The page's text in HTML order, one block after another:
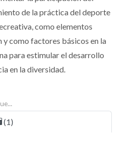
de la práctica del deporte
como elementos
y como factores básicos en la
para estimular el desarrollo
en la diversidad.
(1)